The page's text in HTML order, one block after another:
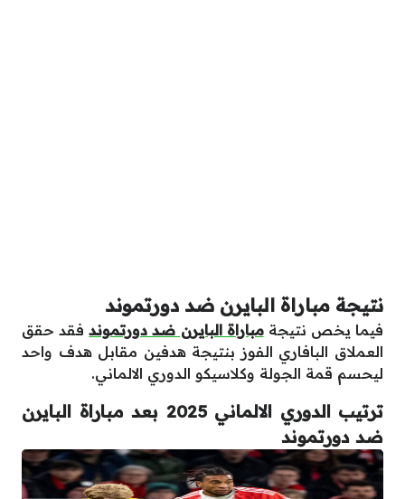
نتيجة مباراة البايرن ضد دورتموند
فيما يخص نتيجةمباراة البايرن ضد دورتموندفقد حقق
العملاق البافاري الفوز بنتيجة هدفين مقابل هدف واحد
ليحسم قمة الجولة وكلاسيكو الدوري الالماني.
ترتيب الدوري الالماني 2025 بعد مباراة البايرن
ضد دورتموند